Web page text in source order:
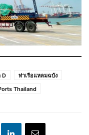
D
ท่าเรือแหลมฉบัง
Thailand